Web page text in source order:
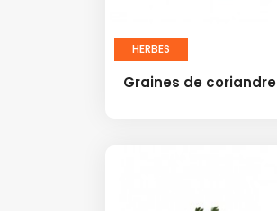
HERBES
Graines de coriandre